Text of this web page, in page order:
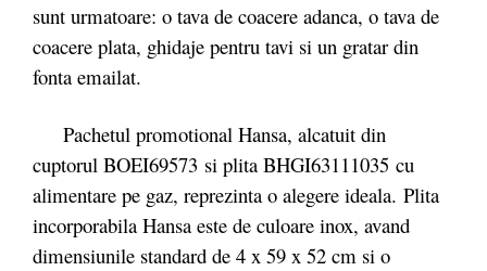
sunt urmatoare: o tava de coacere adanca, o tava de
coacere plata, ghidaje pentru tavi si un gratar din
fonta emailat.
Pachetul promotional Hansa, alcatuit din
cuptorul BOEI69573 si plita BHGI63111035 cu
alimentare pe gaz, reprezinta o alegere ideala. Plita
incorporabila Hansa este de culoare inox, avand
dimensiunile standard de 4 x 59 x 52 cm si o